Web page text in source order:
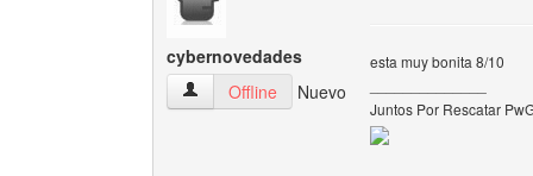
cybernovedades
cybernovedades Ver perfil del usuario
Offline Nuevo
esta muy bonita 8/10
Juntos Por Rescatar